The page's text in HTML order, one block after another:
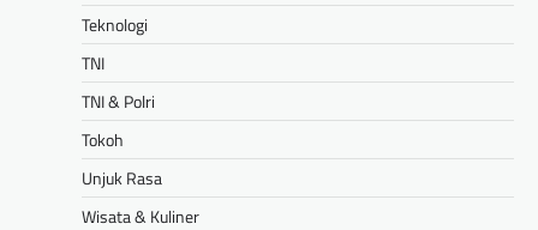
Teknologi
TNI
TNI & Polri
Tokoh
Unjuk Rasa
Wisata & Kuliner